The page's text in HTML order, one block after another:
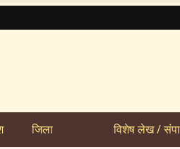
जिला विशेष लेख /